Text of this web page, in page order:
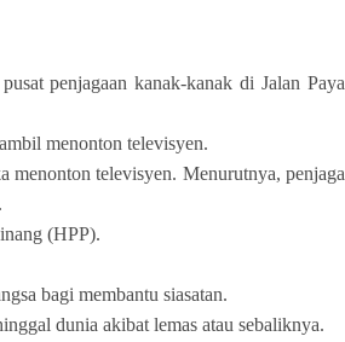
penjagaan kanak-kanak di Jalan Paya
menonton televisyen.
menonton televisyen. Menurutnya, penjaga
(HPP).
bagi membantu siasatan.
dunia akibat lemas atau sebaliknya.